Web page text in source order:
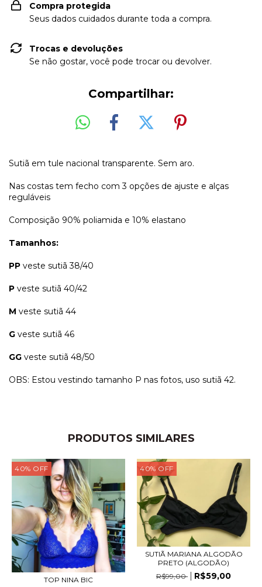
Compra protegida
Seus dados cuidados durante toda a compra.
Trocas e devoluções
Se não gostar, você pode trocar ou devolver.
Compartilhar:
Sutiã em tule nacional transparente. Sem aro.
Nas costas tem fecho com 3 opções de ajuste e alças
reguláveis
Composição 90% poliamida e 10% elastano
Tamanhos:
PP veste sutiã 38/40
P veste sutiã 40/42
M veste sutiã 44
G veste sutiã 46
GG veste sutiã 48/50
OBS: Estou vestindo tamanho P nas fotos, uso sutiã 42.
PRODUTOS SIMILARES
40% OFF
TOP NINA BIC
40% OFF
SUTIÃ MARIANA ALGODÃO
PRETO (ALGODÃO)
R$99,00
R$59,00